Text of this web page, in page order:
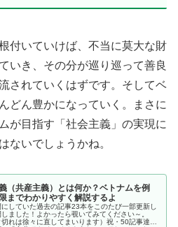
付いていけば、不当に莫大な財
いき、その分が巡り巡って善良
されていくはずです。そしてベ
どん豊かになっていく。まさに
が目指す「社会主義」の実現に
ないでしょうかね。
（共産主義）とは何か？ベトナムを例
までわかりやすく解説するよ
していた過去の記事23本をこのたび一部更新し
ました！よかったら覗いてみてください～。
切れは徐々に直してまいります）祝・50記事達成